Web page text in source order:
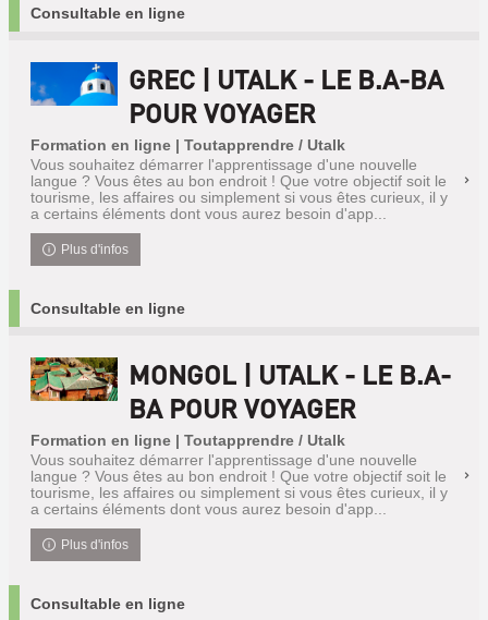
Consultable en ligne
GREC | UTALK - LE B.A-BA
POUR VOYAGER
Formation en ligne | Toutapprendre / Utalk
Vous souhaitez démarrer l'apprentissage d'une nouvelle
langue ? Vous êtes au bon endroit ! Que votre objectif soit le
tourisme, les affaires ou simplement si vous êtes curieux, il y
a certains éléments dont vous aurez besoin d'app...
Plus d'infos
Consultable en ligne
MONGOL | UTALK - LE B.A-
BA POUR VOYAGER
Formation en ligne | Toutapprendre / Utalk
Vous souhaitez démarrer l'apprentissage d'une nouvelle
langue ? Vous êtes au bon endroit ! Que votre objectif soit le
tourisme, les affaires ou simplement si vous êtes curieux, il y
a certains éléments dont vous aurez besoin d'app...
Plus d'infos
Consultable en ligne